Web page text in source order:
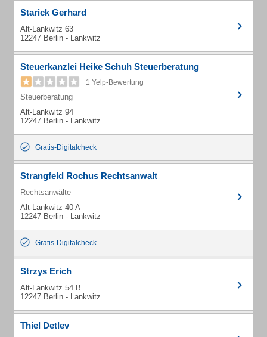
Starick Gerhard
Alt-Lankwitz 63
12247 Berlin - Lankwitz
Steuerkanzlei Heike Schuh Steuerberatung
1 Yelp-Bewertung
Steuerberatung
Alt-Lankwitz 94
12247 Berlin - Lankwitz
Gratis-Digitalcheck
Strangfeld Rochus Rechtsanwalt
Rechtsanwälte
Alt-Lankwitz 40 A
12247 Berlin - Lankwitz
Gratis-Digitalcheck
Strzys Erich
Alt-Lankwitz 54 B
12247 Berlin - Lankwitz
Thiel Detlev